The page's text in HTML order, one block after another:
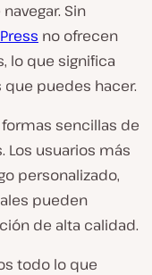
Sin
no ofrecen
lo que significa
puedes hacer.
sencillas de
Los usuarios más
personalizado,
pueden
de alta calidad.
todo lo que